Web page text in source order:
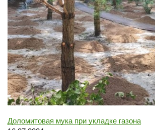
Доломитовая мука при укладке газона